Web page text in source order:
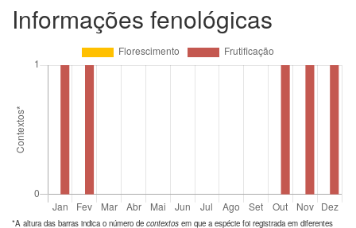
Informações fenológicas
*A altura das barras indica o número de contextos em que a espécie foi registrada em diferentes